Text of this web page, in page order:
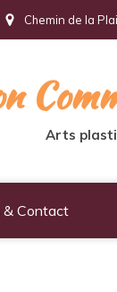
Chemin de la
Arts
& Contact